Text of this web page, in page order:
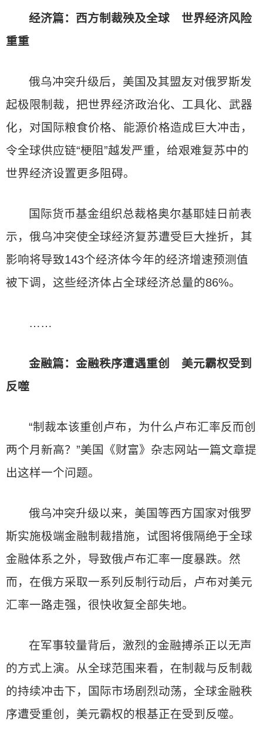
经济篇：西方制裁殃及全球 世界经济风险
重重
俄乌冲突升级后，美国及其盟友对俄罗斯发
起极限制裁，把世界经济政治化、工具化、武器
化，对国际粮食价格、能源价格造成巨大冲击，
令全球供应链“梗阻”越发严重，给艰难复苏中的
世界经济设置更多阻碍。
国际货币基金组织总裁格奥尔基耶娃日前表
示，俄乌冲突使全球经济复苏遭受巨大挫折，其
影响将导致143个经济体今年的经济增速预测值
被下调，这些经济体占全球经济总量的86%。
……
金融篇：金融秩序遭遇重创 美元霸权受到
反噬
“制裁本该重创卢布，为什么卢布汇率反而创
两个月新高？”美国《财富》杂志网站一篇文章提
出这样一个问题。
俄乌冲突升级以来，美国等西方国家对俄罗
斯实施极端金融制裁措施，试图将俄隔绝于全球
金融体系之外，导致俄卢布汇率一度暴跌。然
而，在俄方采取一系列反制行动后，卢布对美元
汇率一路走强，很快收复全部失地。
在军事较量背后，激烈的金融搏杀正以无声
的方式上演。从全球范围来看，在制裁与反制裁
的持续冲击下，国际市场剧烈动荡，全球金融秩
序遭受重创，美元霸权的根基正在受到反噬。